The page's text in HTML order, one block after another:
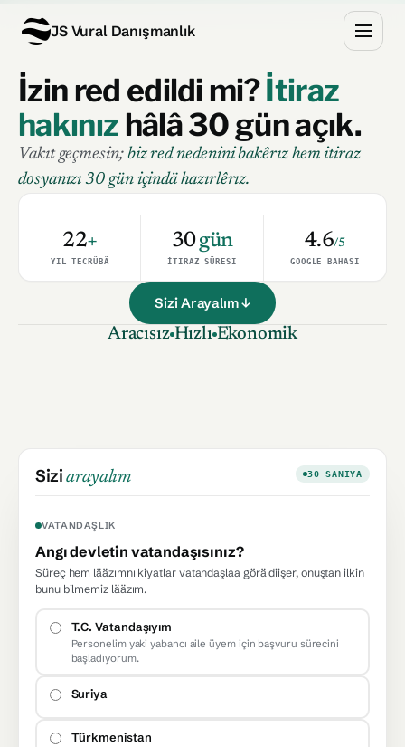
JS Vural Danışmanlık
İzin red edildi mi?İtiraz
hakınız hâlâ 30 gün açık.
Vakıt geçmesin; biz red nedenini bakêrız hem itiraz
dosyanızı 30 gün içindä hazırlêrız.
22+
YIL TECRÜBÄ
30gün
İTIRAZ SÜRESI
4.6/5
GOOGLE BAHASI
Sizi Arayalım ↓
Aracısız Hızlı Ekonomik
Siziarayalım 30 SANIYA
VATANDAŞLIK
Angı devletin vatandaşısınız?
Süreç hem lääzımnı kiyatlar vatandaşlaa görä diişer, onuştan ilkin
bunu bilmemiz lääzım.
T.C. Vatandaşıyım
Personelim yaki yabancı aile üyem için başvuru sürecini
başladıyorum.
Suriya
Türkmenistan